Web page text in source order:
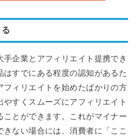
手企業とアフィリエイト提携でき
はすでにある程度の認知があるた
フィリエイトを始めたばかりの方
やすくスムーズにアフィリエイト
ことができます。これがマイナー
きない場合には、消費者に「ここ